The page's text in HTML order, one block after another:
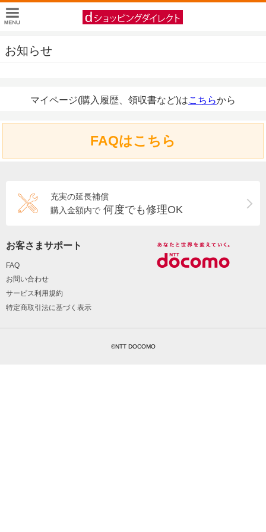
お知らせ
マイページ(購入履歴、領収書など)はこちらから
FAQはこちら
充実の延長補償
購入金額内で 何度でも修理OK
お客さまサポート
FAQ
お問い合わせ
サービス利用規約
特定商取引法に基づく表示
©NTT DOCOMO